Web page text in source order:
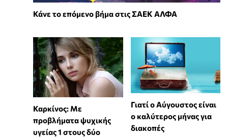
Κάνε το επόμενο βήμα στις ΣΑΕΚ ΑΛΦΑ
Καρκίνος: Με
προβλήματα ψυχικής
υγείας 1 στους δύο
Γιατί ο Αύγουστος είναι
ο καλύτερος μήνας για
διακοπές